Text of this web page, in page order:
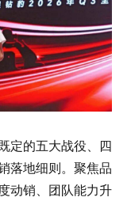
定的五大战役、四
落地细则。聚焦品
动销、团队能力升